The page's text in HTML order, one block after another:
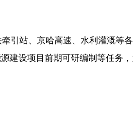
站、京哈高速、水利灌溉等
建设项目前期可研编制等任务